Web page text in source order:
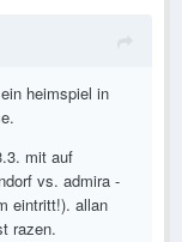
heimspiel in
mit auf
vs. admira -
eintritt!). allan
razen.